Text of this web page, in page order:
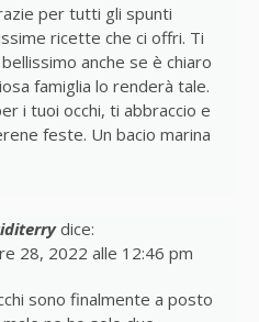
per tutti gli spunti
ricette che ci offri. Ti
anche se è chiaro
famiglia lo renderà tale.
i tuoi occhi, ti abbraccio e
feste. Un bacio marina
dice:
28, 2022 alle 12:46 pm
sono finalmente a posto